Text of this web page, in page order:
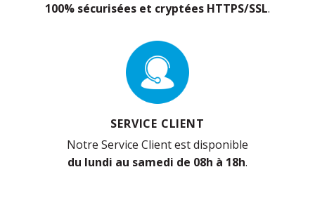
100% sécurisées et cryptées HTTPS/SSL.
SERVICE CLIENT
Notre Service Client est disponible
du lundi au samedi de 08h à 18h.